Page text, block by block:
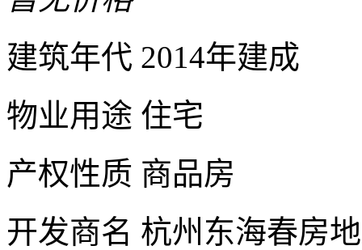
建筑年代 2014年建成
物业用途 住宅
产权性质 商品房
开发商名 杭州东海春房